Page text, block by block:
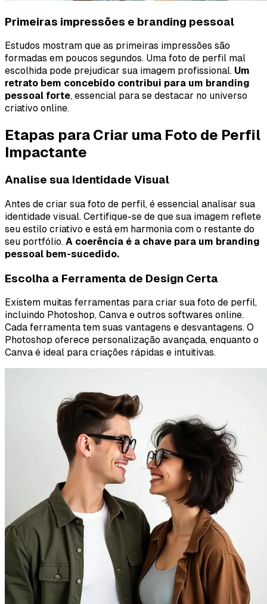
Primeiras impressões e branding pessoal
Estudos mostram que as primeiras impressões são
formadas em poucos segundos. Uma foto de perfil mal
escolhida pode prejudicar sua imagem profissional. Um
retrato bem concebido contribui para um branding
pessoal forte, essencial para se destacar no universo
criativo online.
Etapas para Criar uma Foto de Perfil
Impactante
Analise sua Identidade Visual
Antes de criar sua foto de perfil, é essencial analisar sua
identidade visual. Certifique-se de que sua imagem reflete
seu estilo criativo e está em harmonia com o restante do
seu portfólio. A coerência é a chave para um branding
pessoal bem-sucedido.
Escolha a Ferramenta de Design Certa
Existem muitas ferramentas para criar sua foto de perfil,
incluindo Photoshop, Canva e outros softwares online.
Cada ferramenta tem suas vantagens e desvantagens. O
Photoshop oferece personalização avançada, enquanto o
Canva é ideal para criações rápidas e intuitivas.